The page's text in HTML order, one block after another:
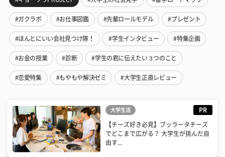
#ガクラボ #お仕事図鑑 #先輩ロールモデル #プレゼント
#ほんとにいい会社見つけ隊！ #学生インタビュー #特集企画
#お金の授業 #診断 #学生の君に伝えたい３つのこと
#恋愛特集 #もやもや解決ゼミ #大学生正直レビュー
大学生活 PR
【チーズ好き必見】ブッラータチーズ
でどこまで広がる？ 大学生が挑んだ自
由す...